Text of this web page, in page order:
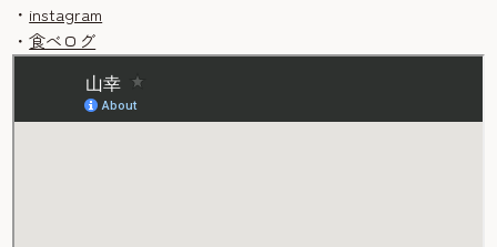
・ instagram
・食べログ